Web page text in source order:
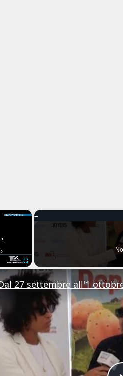
×
Fullscreen
27 settembre all'1